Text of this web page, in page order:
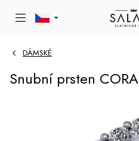
DÁMSKÉ
Snubní prsten CORA